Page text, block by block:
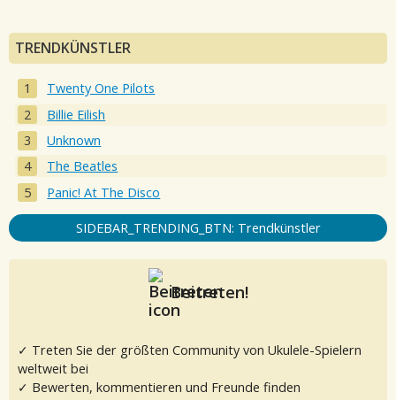
TRENDKÜNSTLER
Twenty One Pilots
Billie Eilish
Unknown
The Beatles
Panic! At The Disco
SIDEBAR_TRENDING_BTN: Trendkünstler
Beitreten!
✓ Treten Sie der größten Community von Ukulele-Spielern
weltweit bei
✓ Bewerten, kommentieren und Freunde finden